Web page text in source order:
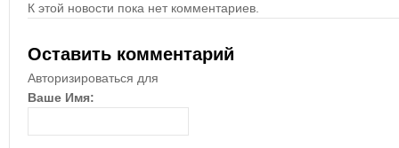
К этой новости пока нет комментариев.
Оставить комментарий
Авторизироваться для
Ваше Имя: